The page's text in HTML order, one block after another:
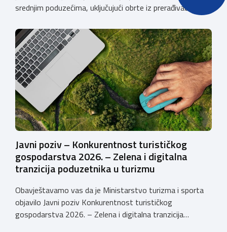
srednjim poduzećima, uključujući obrte iz prerađivačke
uspješnije plasirati na tržište kroz modernizaciju poslovnih
procesa. Poziv se provodi u okviru PKK 2021. – 2027. Cilj
Poziva je potaknuti uvođenje inovacija procesa i
organizacije poslovanja koje […]
Javni poziv – Konkurentnost turističkog
gospodarstva 2026. – Zelena i digitalna
tranzicija poduzetnika u turizmu
Obavještavamo vas da je Ministarstvo turizma i sporta
objavilo Javni poziv Konkurentnost turističkog
gospodarstva 2026. – Zelena i digitalna tranzicija